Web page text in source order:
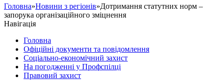
Головна»Новини з регіонів»Дотримання статутних норм –
запорука організаційного зміцнення
Навігація
Головна
Офіційні документи та повідомлення
Соціально-економічний захист
На погодженні у Профспілці
Правовий захист